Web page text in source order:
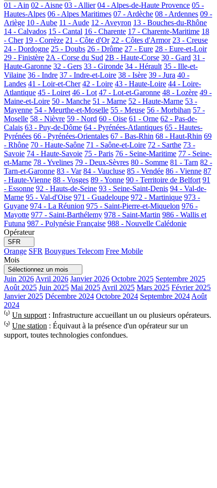
01 - Ain 02 - Aisne 03 - Allier 04 - Alpes-de-Haute Provence 05 -
Hautes-Alpes 06 - Alpes Maritimes 07 - Ardèche 08 - Ardennes 09 -
Ariège 10 - Aube 11 - Aude 12 - Aveyron 13 - Bouches-du-Rhône
14 - Calvados 15 - Cantal 16 - Charente 17 - Charente-Maritime 18
- Cher 19 - Corrèze 21 - Côte d'Or 22 - Côtes d'Armor 23 - Creuse
24 - Dordogne 25 - Doubs 26 - Drôme 27 - Eure 28 - Eure-et-Loir
29 - Finistère 2A - Corse du Sud 2B - Haute-Corse 30 - Gard 31 -
Haute-Garonne 32 - Gers 33 - Gironde 34 - Hérault 35 - Ille-et-
Vilaine 36 - Indre 37 - Indre-et-Loire 38 - Isère 39 - Jura 40 -
Landes 41 - Loir-et-Cher 42 - Loire 43 - Haute-Loire 44 - Loire-
Atlantique 45 - Loiret 46 - Lot 47 - Lot-et-Garonne 48 - Lozère 49 -
Maine-et-Loire 50 - Manche 51 - Marne 52 - Haute-Marne 53 -
Mayenne 54 - Meurthe-et-Moselle 55 - Meuse 56 - Morbihan 57 -
Moselle 58 - Nièvre 59 - Nord 60 - Oise 61 - Orne 62 - Pas-de-
Calais 63 - Puy-de-Dôme 64 - Pyrénées-Atlantiques 65 - Hautes-
Pyrénées 66 - Pyrénées-Orientales 67 - Bas-Rhin 68 - Haut-Rhin 69
- Rhône 70 - Haute-Saône 71 - Saône-et-Loire 72 - Sarthe 73 -
Savoie 74 - Haute-Savoie 75 - Paris 76 - Seine-Maritime 77 - Seine-
et-Marne 78 - Yvelines 79 - Deux-Sèvres 80 - Somme 81 - Tarn 82 -
Tarn-et-Garonne 83 - Var 84 - Vaucluse 85 - Vendée 86 - Vienne 87
- Haute-Vienne 88 - Vosges 89 - Yonne 90 - Territoire de Belfort 91
- Essonne 92 - Hauts-de-Seine 93 - Seine-Saint-Denis 94 - Val-de-
Marne 95 - Val-d'Oise 971 - Guadeloupe 972 - Martinique 973 -
Guyane 974 - La Réunion 975 - Saint-Pierre-et-Miquelon 976 -
Mayotte 977 - Saint-Barthélemy 978 - Saint-Martin 986 - Wallis et
Futuna 987 - Polynésie Française 988 - Nouvelle Calédonie
Opérateur
SFR
Orange SFR Bouygues Telecom Free Mobile
Mois
Sélectionnez un mois
Juin 2026 Avril 2026 Janvier 2026 Octobre 2025 Septembre 2025
Août 2025 Juin 2025 Mai 2025 Avril 2025 Mars 2025 Février 2025
Janvier 2025 Décembre 2024 Octobre 2024 Septembre 2024 Août
2024
⁽¹⁾ Un support : Infrastructure accueillant un ou plusieurs opérateurs.
⁽²⁾ Une station : Équivaut à la présence d'un opérateur sur un
support, toutes technologies confondues.